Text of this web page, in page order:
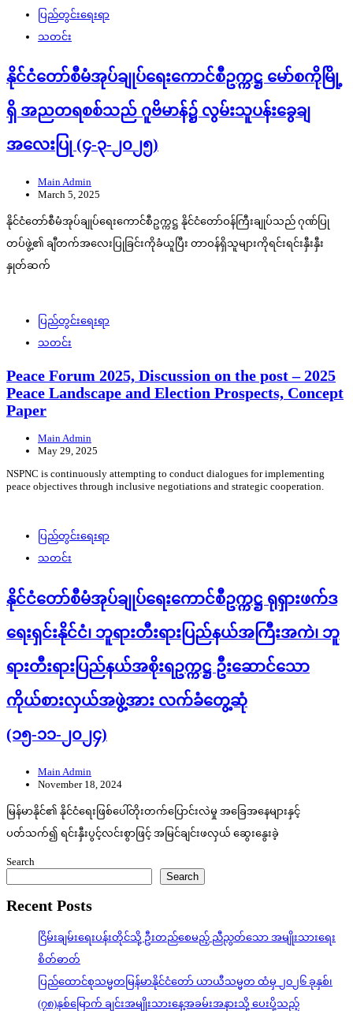
ပြည်တွင်းရေးရာ
သတင်း
နိုင်ငံတော်စီမံအုပ်ချုပ်ရေးကောင်စီဥက္ကဋ္ဌ မော်စကိုမြို့
ရှိ အညတရစစ်သည် ဂူဗိမာန်၌ လွမ်းသူပန်းခွေချ
အလေးပြု (၄-၃-၂၀၂၅)
Main Admin
March 5, 2025
နိုင်ငံတော်စီမံအုပ်ချုပ်ရေးကောင်စီဥက္ကဋ္ဌ နိုင်ငံတော်ဝန်ကြီးချုပ်သည် ဂုဏ်ပြု
တပ်ဖွဲ့၏ ချီတက်အလေးပြုခြင်းကိုခံယူပြီး တာဝန်ရှိသူများကိုရင်းရင်းနှီးနှီး
နှုတ်ဆက်
ပြည်တွင်းရေးရာ
သတင်း
Peace Forum 2025, Discussion on the post – 2025
Peace Landscape and Election Prospects, Concept
Paper
Main Admin
May 29, 2025
NSPNC is continuously attempting to conduct dialogues for implementing
peace objectives through inclusive negotiations and strategic cooperation.
ပြည်တွင်းရေးရာ
သတင်း
နိုင်ငံတော်စီမံအုပ်ချုပ်ရေးကောင်စီဥက္ကဋ္ဌ ရုရှားဖက်ဒ
ရေးရှင်းနိုင်ငံ၊ ဘူရားတီးရားပြည်နယ်အကြီးအကဲ၊ ဘူ
ရားတီးရားပြည်နယ်အစိုးရဥက္ကဋ္ဌ ဦးဆောင်သော
ကိုယ်စားလှယ်အဖွဲ့အား လက်ခံတွေ့ဆုံ
(၁၅-၁၁-၂၀၂၄)
Main Admin
November 18, 2024
မြန်မာနိုင်၏ နိုင်ငံရေးဖြစ်ပေါ်တိုးတက်ပြောင်းလဲမှု အခြေအနေများနှင့်
ပတ်သက်၍ ရင်းနှီးပွင့်လင်းစွာဖြင့် အမြင်ချင်းဖလှယ် ဆွေးနွေးခဲ့
Search
Search
Recent Posts
ငြိမ်းချမ်းရေးပန်းတိုင်သို့ ဦးတည်စေမည့် ညီညွတ်သော အမျိုးသားရေး
စိတ်ဓာတ်
ပြည်ထောင်စုသမ္မတမြန်မာနိုင်ငံတော် ယာယီသမ္မတ ထံမှ ၂၀၂၆ ခုနှစ်၊
(၇၈)နှစ်မြောက် ချင်းအမျိုးသားနေ့အခမ်းအနားသို့ ပေးပို့သည့်